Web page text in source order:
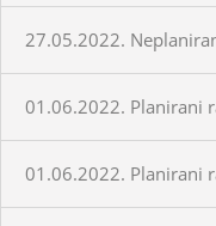
27.05.2022.
01.06.2022. Planirani
01.06.2022. Planirani